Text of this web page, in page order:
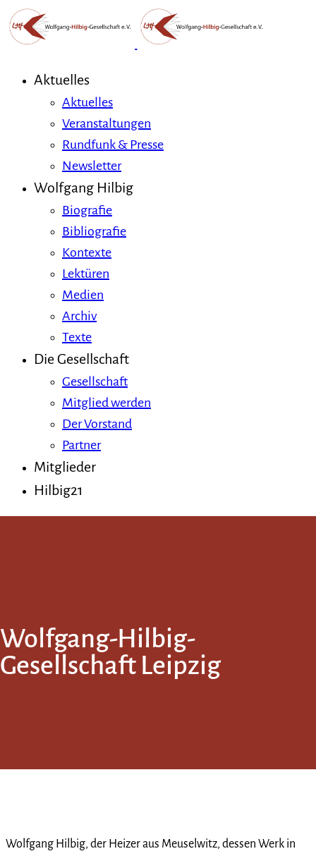
Aktuelles
Aktuelles
Veranstaltungen
Rundfunk & Presse
Newsletter
Wolfgang Hilbig
Biografie
Bibliografie
Kontexte
Lektüren
Medien
Archiv
Texte
Die Gesellschaft
Gesellschaft
Mitglied werden
Der Vorstand
Partner
Mitglieder
Hilbig21
Wolfgang-Hilbig-
Gesellschaft Leipzig
Wolfgang Hilbig, der Heizer aus Meuselwitz, dessen Werk in